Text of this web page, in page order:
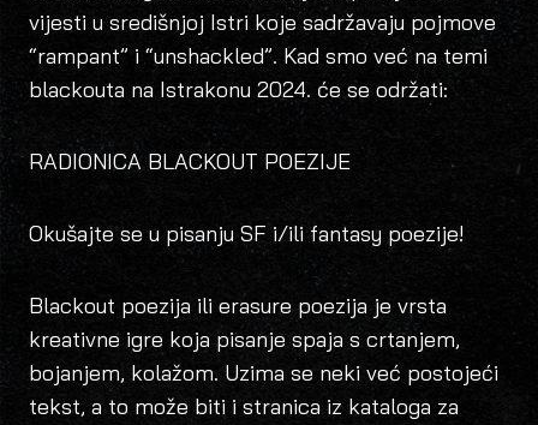
vijesti u središnjoj Istri koje sadržavaju pojmove
“rampant” i “unshackled”. Kad smo već na temi
blackouta na Istrakonu 2024. će se održati:
RADIONICA BLACKOUT POEZIJE
Okušajte se u pisanju SF i/ili fantasy poezije!
Blackout poezija ili erasure poezija je vrsta
kreativne igre koja pisanje spaja s crtanjem,
bojanjem, kolažom. Uzima se neki već postojeći
tekst, a to može biti i stranica iz kataloga za